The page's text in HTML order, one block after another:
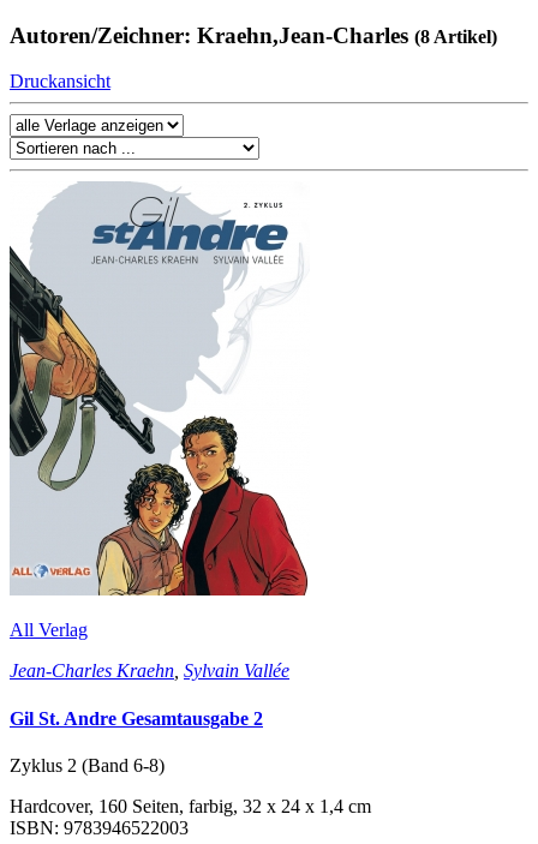
Autoren/Zeichner: Kraehn,Jean-Charles (8 Artikel)
Druckansicht
All Verlag
Jean-Charles Kraehn, Sylvain Vallée
Gil St. Andre Gesamtausgabe 2
Zyklus 2 (Band 6-8)
Hardcover, 160 Seiten, farbig, 32 x 24 x 1,4 cm
ISBN: 9783946522003